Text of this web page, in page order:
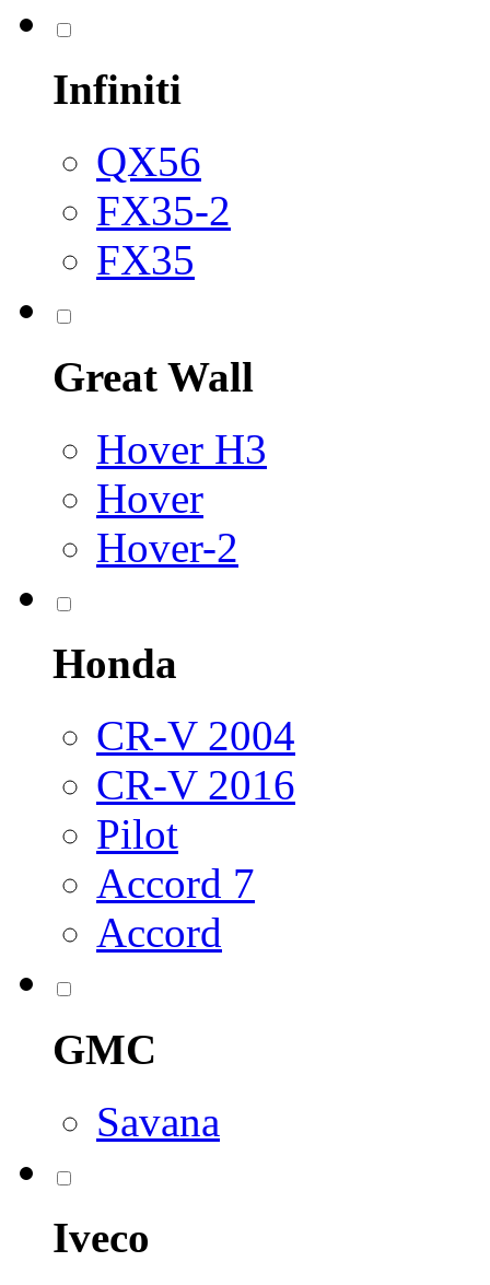
Infiniti
QX56
FX35-2
FX35
Great Wall
Hover H3
Hover
Hover-2
Honda
CR-V 2004
CR-V 2016
Pilot
Accord 7
Accord
GMC
Savana
Iveco